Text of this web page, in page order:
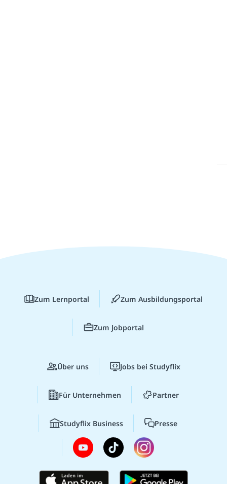
Zum Lernportal Zum Ausbildungsportal
Zum Jobportal
Über uns Jobs bei Studyflix
Für Unternehmen Partner
Studyflix Business Presse